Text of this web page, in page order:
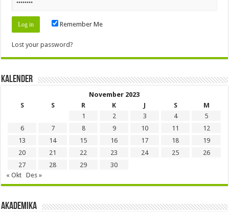
Remember Me
Lost your password?
Kalender
November 2023
S
S R K J S
M
1
2 3 4
5
6
7 8 9 10 11
12
13
14 15 16 17 18
19
20
21 22 23 24 25
26
27
28 29
30
« Okt
Des »
Akademika